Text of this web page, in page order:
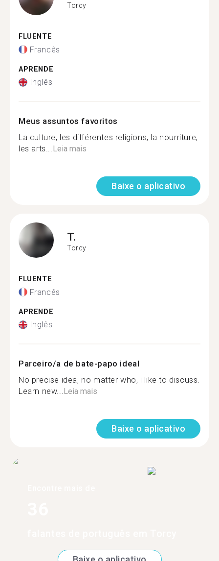
Torcy
FLUENTE
Francês
APRENDE
Inglês
Meus assuntos favoritos
La culture, les différentes religions, la nourriture,
les arts...Leia mais
Baixe o aplicativo
T.
Torcy
FLUENTE
Francês
APRENDE
Inglês
Parceiro/a de bate-papo ideal
No precise idea, no matter who, i like to discuss.
Learn new...Leia mais
Baixe o aplicativo